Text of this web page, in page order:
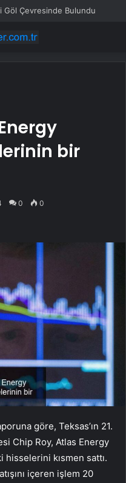
Göl Çevresinde Bulundu
bir
0 0
göre, Teksas’ın 21.
Chip Roy, Atlas Energy
kısmen sattı.
içeren işlem 20